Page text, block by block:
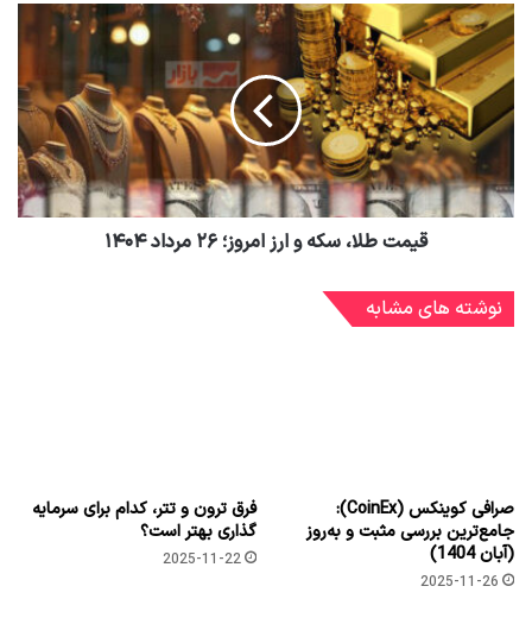
قیمت طلا، سکه و ارز امروز؛ ۲۶ مرداد ۱۴۰۴
نوشته های مشابه
صرافی کوینکس (CoinEx):
جامع‌ترین بررسی مثبت و به‌روز
(آبان 1404)
2025-11-26
فرق ترون و تتر، کدام برای سرمایه
گذاری بهتر است؟
2025-11-22